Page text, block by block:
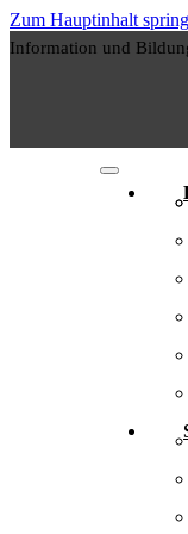
Zum Hauptinhalt
Information und